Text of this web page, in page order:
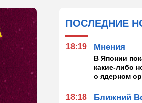
ПОСЛЕДНИЕ
18:19 Мнения
В Японии
какие-либо
о ядерном
18:18 Ближний